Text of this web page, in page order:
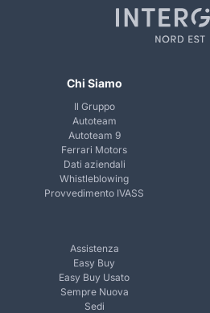
Chi Siamo
Il Gruppo
Autoteam
Autoteam 9
Ferrari Motors
Dati aziendali
Whistleblowing
Provvedimento IVASS
Assistenza
Easy Buy
Easy Buy Usato
Sempre Nuova
Sedi